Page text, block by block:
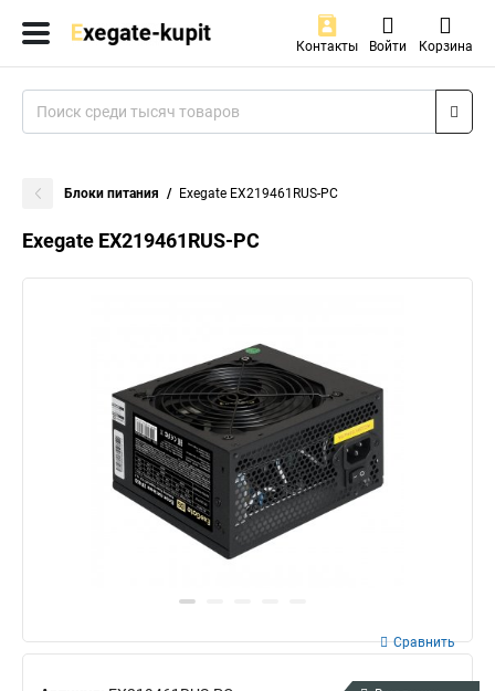
Контакты Войти Корзина
Блоки питания Exegate EX219461RUS-PC
Exegate EX219461RUS-PC
Сравнить